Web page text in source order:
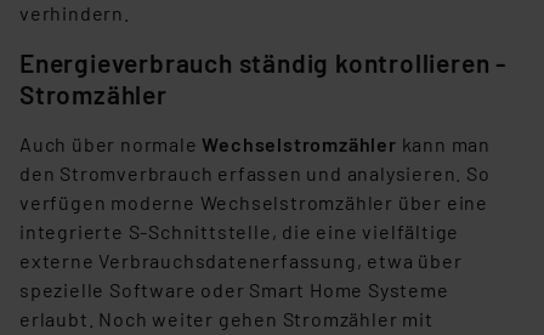
verhindern.
Energieverbrauch ständig kontrollieren -
Stromzähler
Auch über normaleWechselstromzähler kann man
den Stromverbrauch erfassen und analysieren. So
verfügen moderne Wechselstromzähler über eine
integrierte S-Schnittstelle, die eine vielfältige
externe Verbrauchsdatenerfassung, etwa über
spezielle Software oder Smart Home Systeme
erlaubt. Noch weiter gehen Stromzähler mit